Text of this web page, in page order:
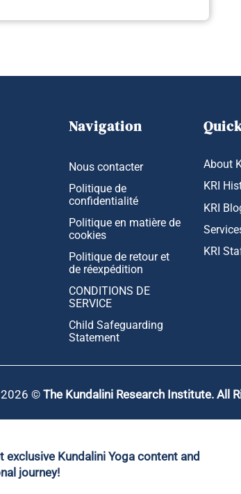
Navigation
Nous contacter
Politique de
confidentialité
Politique en matière de
cookies
Politique de retour et
de réexpédition
CONDITIONS DE
SERVICE
Child Safeguarding
Statement
About
KRI
KRI
KRI
2026 © The Kundalini Research Institute. All
Kundalini Yoga content and
journey!